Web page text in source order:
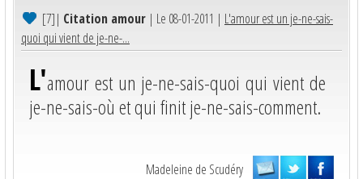
[7]| Citation amour | Le 08-01-2011 | L'amour est un je-ne-sais-
quoi qui vient de je-ne-...
L'amour est un je-ne-sais-quoi qui vient de
je-ne-sais-où et qui finit je-ne-sais-comment.
Madeleine de Scudéry